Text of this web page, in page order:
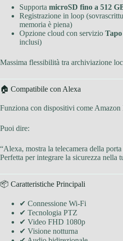
Supporta microSD fino a 512
Registrazione in loop
memoria è piena)
Opzione cloud con servizio
inclusi)
Massima flessibilità tra archiviazione
🏠 Compatibile con Alexa
Funziona con dispositivi come Amazon
Puoi dire:
“Alexa, mostra la telecamera della
Perfetta per integrare la sicurezza nella
📦 Caratteristiche Principali
✔ Connessione Wi-Fi
✔ Tecnologia PTZ
✔ Video FHD 1080p
✔ Visione notturna